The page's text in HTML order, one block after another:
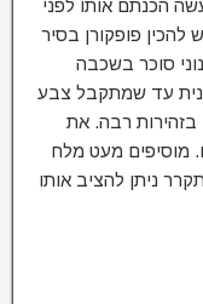
הכנתם אותו לפני
פופקורן בסיר
סוכר בשכבה
עד שמתקבל צבע
בזהירות רבה. את
מוסיפים מעט מלח
ניתן להציב אותו